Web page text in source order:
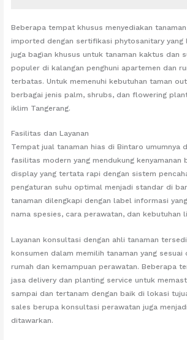
Beberapa tempat khusus menyediakan
imported dengan sertifikasi phytosanitary yang
juga bagian khusus untuk tanaman kaktus dan
populer di kalangan penghuni apartemen dan
terbatas. Untuk memenuhi kebutuhan taman
berbagai jenis palm, shrubs, dan flowering
iklim Tangerang.
Fasilitas dan Layanan
Tempat jual tanaman hias di Bintaro umumnya
fasilitas modern yang mendukung kenyamanan
display yang tertata rapi dengan sistem
pengaturan suhu optimal menjadi standar di
tanaman dilengkapi dengan label informasi
nama spesies, cara perawatan, dan kebutuhan
Layanan konsultasi dengan ahli tanaman
konsumen dalam memilih tanaman yang sesuai
rumah dan kemampuan perawatan. Beberapa
jasa delivery dan planting service untuk
sampai dan tertanam dengan baik di lokasi
sales berupa konsultasi perawatan juga
ditawarkan.